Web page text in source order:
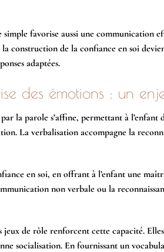
simple favorise aussi une
construction de la confiance en soi
adaptées.
des émotions : un
la parole s’affine, permettant à
La verbalisation accompagne la
en soi, en offrant à l’enfant une
non verbale ou la
de rôle renforcent cette capacité.
socialisation. En fournissant un